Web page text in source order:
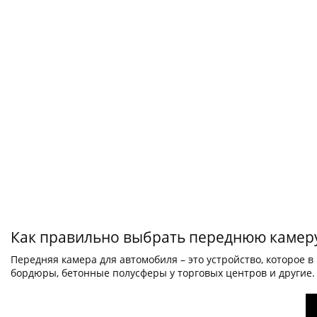
Как правильно выбрать переднюю
Передняя камера для автомобиля – это устройство,
бордюры, бетонные полусферы у торговых центров и